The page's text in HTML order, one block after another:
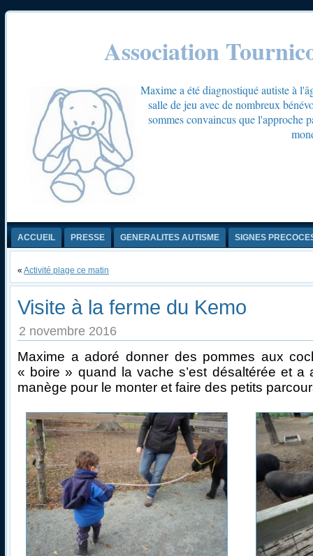
Association
Maxime a été diagnostiqué autiste à
salle de jeu avec de nombreux
sommes convaincus que l'approche
ACCUEIL PRESSE GENERALITES AUTISME SIGNES
« Activité plage ce matin
Visite à la ferme du Kemo
2 novembre 2016
Maxime a adoré donner des pommes aux
« boire » quand la vache s’est désaltérée et a
manège pour le monter et faire des petits